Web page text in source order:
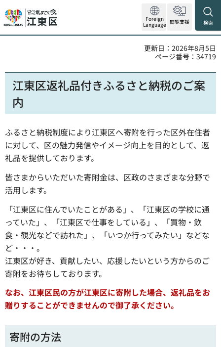
Foreign
Language 閲覧支援 検索
更新日：2026年8月5日
ページ番号：34719
江東区返礼品付きふるさと納税のご案
内
ふるさと納税制度により江東区へ寄附を行った区外在住者
に対して、区の魅力発信やイメージ向上を目的として、返
礼品を提供しております。
皆さまからいただいた寄附金は、区政のさまざまな分野で
活用します。
「江東区に住んでいたことがある」、「江東区の学校に通
っていた」、「江東区で仕事をしている」、「買物・飲
食・観光などで訪れた」、「いつか行ってみたい」などな
ど・・・。
江東区が好き、貢献したい、応援したいという方からのご
寄附をお待ちしております。
なお、江東区民の方が江東区に寄附した場合、返礼品をお
贈りすることができませんので御了承ください。
寄附の方法